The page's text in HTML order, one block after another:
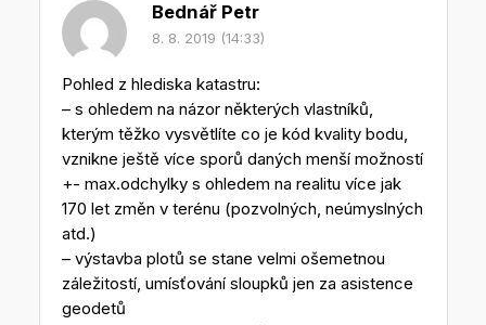
Bednář Petr
8. 8. 2019 (14:33)
Pohled z hlediska katastru:
– s ohledem na názor některých vlastníků,
kterým těžko vysvětlíte co je kód kvality bodu,
vznikne ještě více sporů daných menší možností
+- max.odchylky s ohledem na realitu více jak
170 let změn v terénu (pozvolných, neúmyslných
atd.)
– výstavba plotů se stane velmi ošemetnou
záležitostí, umísťování sloupků jen za asistence
geodetů